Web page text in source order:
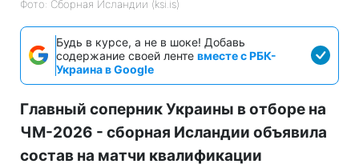
Фото: Сборная Исландии (ksi.is)
Будь в курсе, а не в шоке! Добавь
содержание своей ленте вместе с РБК-
Украина в Google
Главный соперник Украины в отборе на
ЧМ-2026 - сборная Исландии объявила
состав на матчи квалификации